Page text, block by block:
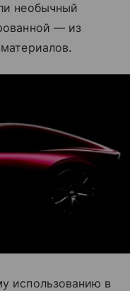
необычный
— из
использованию в